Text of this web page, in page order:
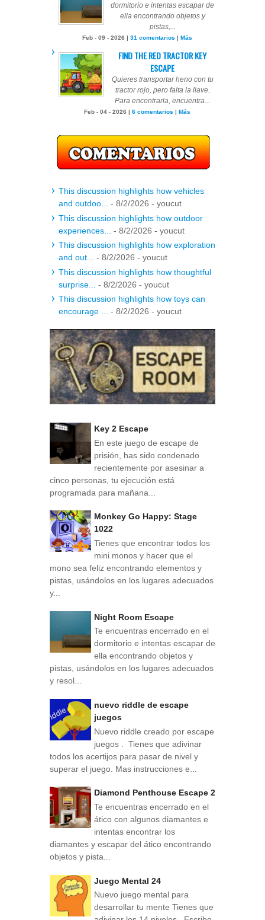
dormitorio e intentas escapar de
ella encontrando objetos y
pistas,...
Feb - 09 - 2026 | 31 comentarios | Más
FIND THE RED TRACTOR KEY
ESCAPE
Quieres transportar heno con tu
tractor rojo, pero falta la llave.
Para encontrarla, encuentra...
Feb - 04 - 2026 | 6 comentarios | Más
This discussion highlights how vehicles
and outdoo...
- 8/2/2026 - youcut
This discussion highlights how outdoor
experiences...
- 8/2/2026 - youcut
This discussion highlights how exploration
and out...
- 8/2/2026 - youcut
This discussion highlights how thoughtful
surprise...
- 8/2/2026 - youcut
This discussion highlights how toys can
encourage ...
- 8/2/2026 - youcut
Key 2 Escape
En este juego de escape de
prisión, has sido condenado
recientemente por asesinar a
cinco personas, tu ejecución está
programada para mañana...
Monkey Go Happy: Stage
1022
Tienes que encontrar todos los
mini monos y hacer que el
mono sea feliz encontrando elementos y
pistas, usándolos en los lugares adecuados
y...
Night Room Escape
Te encuentras encerrado en el
dormitorio e intentas escapar de
ella encontrando objetos y
pistas, usándolos en los lugares adecuados
y resol...
nuevo riddle de escape
juegos
Nuevo riddle creado por escape
juegos . Tienes que adivinar
todos los acertijos para pasar de nivel y
superar el juego. Mas instrucciones e...
Diamond Penthouse Escape 2
Te encuentras encerrado en el
ático con algunos diamantes e
intentas encontrar los
diamantes y escapar del ático encontrando
objetos y pista...
Juego Mental 24
Nuevo juego mental para
desarrollar tu mente Tienes que